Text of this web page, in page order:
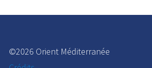
©2026 Orient Méditerranée